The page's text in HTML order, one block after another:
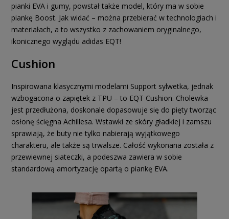
pianki EVA i gumy, powstał także model, który ma w sobie
piankę Boost. Jak widać – można przebierać w technologiach i
materiałach, a to wszystko z zachowaniem oryginalnego,
ikonicznego wyglądu adidas EQT!
Cushion
Inspirowana klasycznymi modelami Support sylwetka, jednak
wzbogacona o zapiętek z TPU – to EQT Cushion. Cholewka
jest przedłużona, doskonale dopasowuje się do pięty tworząc
osłonę ścięgna Achillesa. Wstawki ze skóry gładkiej i zamszu
sprawiają, że buty nie tylko nabierają wyjątkowego
charakteru, ale także są trwalsze. Całość wykonana została z
przewiewnej siateczki, a podeszwa zawiera w sobie
standardową amortyzację opartą o piankę EVA.